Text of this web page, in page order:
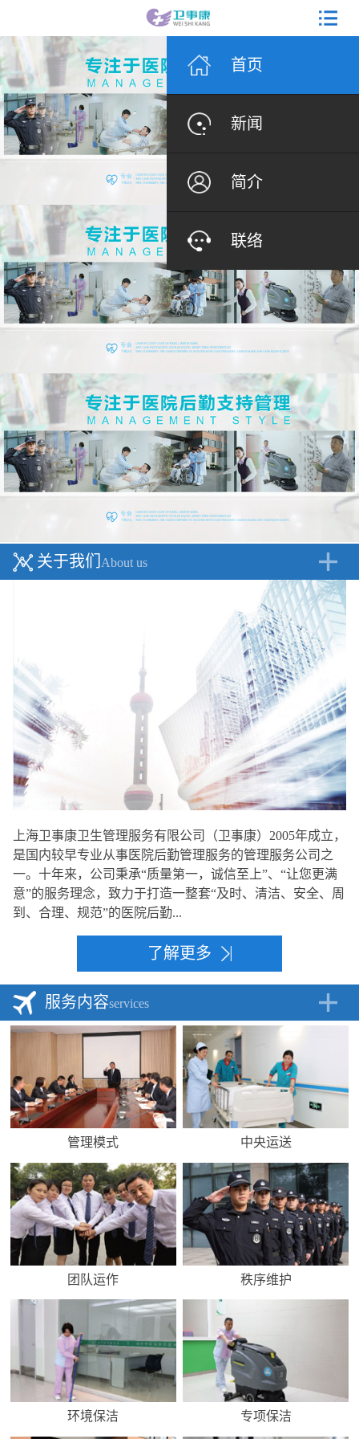
首页
新闻
简介
联络
关于我们 About us
上海卫事康卫生管理服务有限公司（卫事康）2005年成立，
是国内较早专业从事医院后勤管理服务的管理服务公司之
一。十年来，公司秉承“质量第一，诚信至上”、“让您更满
意”的服务理念，致力于打造一整套“及时、清洁、安全、周
到、合理、规范”的医院后勤...
了解更多
服务内容services
管理模式 中央运送
团队运作 秩序维护
环境保洁 专项保洁